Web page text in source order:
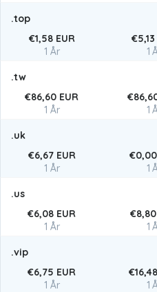
.top
€1,58 EUR
1 År
1
.tw
€86,60 EUR
1 År
1
.uk
€6,67 EUR
1 År
1
.us
€6,08 EUR
1 År
1
.vip
€6,75 EUR
1 År
1